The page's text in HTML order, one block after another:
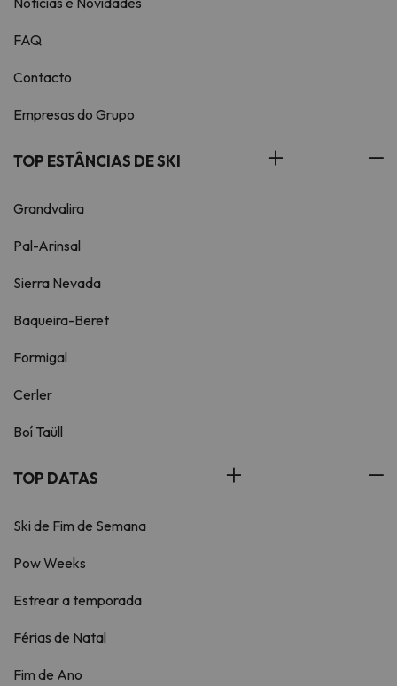
FAQ
Contacto
Empresas do Grupo
TOP ESTÂNCIAS DE SKI
Grandvalira
Pal-Arinsal
Sierra Nevada
Baqueira-Beret
Formigal
Cerler
Boí Taüll
TOP DATAS
Ski de Fim de Semana
Pow Weeks
Estrear a temporada
Férias de Natal
Fim de Ano